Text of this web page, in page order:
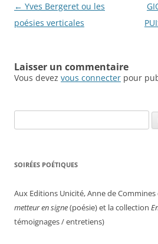
Navigation
des
← Yves Bergeret ou les
poésies verticales
Laisser un commentaire
Vous devez vous connecter pour
SOIRÉES POÉTIQUES
Aux Editions Unicité, Anne de
metteur en signe(poésie) et la collection
témoignages / entretiens)